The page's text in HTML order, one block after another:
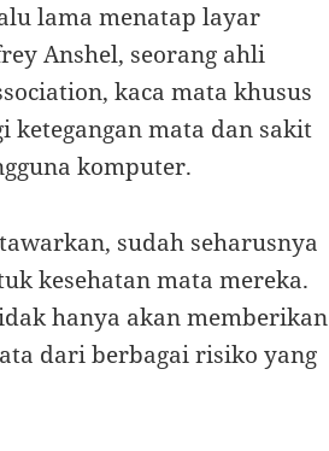
lama menatap layar
Anshel, seorang ahli
kaca mata khusus
mata dan sakit
komputer.
sudah seharusnya
kesehatan mata mereka.
hanya akan memberikan
dari berbagai risiko yang